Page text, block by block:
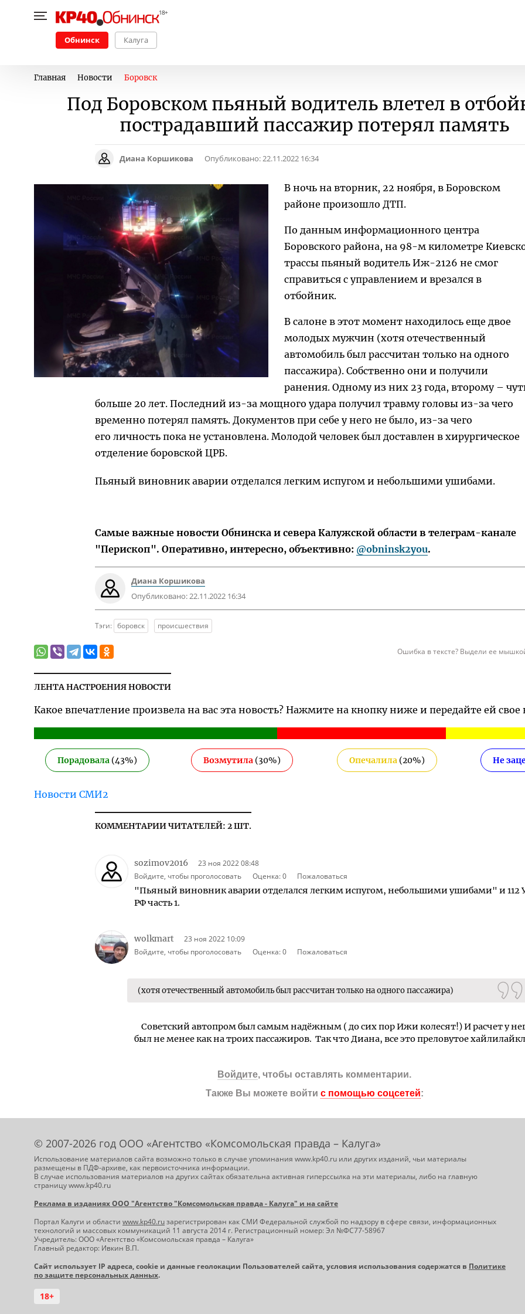
Обнинск Калуга
Главная Новости Боровск
Под Боровском пьяный водитель влетел в
пострадавший пассажир потерял память
Диана Коршикова Опубликовано:22.11.2022 16:34
В ночь на вторник, 22 ноября, в Боровском
районе произошло ДТП.
По данным информационного центра
Боровского района, на 98-м километре
трассы пьяный водитель Иж-2126 не смог
справиться с управлением и врезался в
отбойник.
В салоне в этот момент находилось еще двое
молодых мужчин (хотя отечественный
автомобиль был рассчитан только на одного
пассажира). Собственно они и получили
ранения. Одному из них 23 года, второму –
больше 20 лет. Последний из-за мощного удара получил травму головы из-за чего
временно потерял память. Документов при себе у него не было, из-за чего
его личность пока не установлена. Молодой человек был доставлен в хирургическое
отделение боровской ЦРБ.
Пьяный виновник аварии отделался легким испугом и небольшими ушибами.
Самые важные новости Обнинска и севера Калужской области в телеграм-канале
"Перископ". Оперативно, интересно, объективно: @obninsk2you.
Диана Коршикова
Опубликовано:22.11.2022 16:34
Тэги: боровск происшествия
Ошибка в тексте? Выдели ее
ЛЕНТА НАСТРОЕНИЯ НОВОСТИ
Какое впечатление произвела на вас эта новость? Нажмите на кнопку ниже и передайте ей свое
Порадовала (43%) Возмутила (30%) Опечалила(20%) Не
Новости СМИ2
КОММЕНТАРИИ ЧИТАТЕЛЕЙ: 2 ШТ.
sozimov2016
23 ноя 2022 08:48
Войдите, чтобы проголосовать
Оценка:0 Пожаловаться
"Пьяный виновник аварии отделался легким испугом, небольшими ушибами" и 112
РФ часть 1.
wolkmart
23 ноя 2022 10:09
Войдите, чтобы проголосовать
Оценка:0 Пожаловаться
(хотя отечественный автомобиль был рассчитан только на одного пассажира)
Советский автопром был самым надёжным ( до сих пор Ижи колесят!) И расчет у
был не менее как на троих пассажиров. Так что Диана, все это преловутое
Войдите, чтобы оставлять комментарии.
Также Вы можете войти с помощью соцсетей:
© 2007-2026 год ООО «Агентство «Комсомольская правда – Калуга»
Использование материалов сайта возможно только в случае упоминания www.kp40.ru или других изданий, чьи материалы
размещены в ПДФ-архиве, как первоисточника информации.
В случае использования материалов на других сайтах обязательна активная гиперссылка на эти материалы, либо на главную
страницу www.kp40.ru
Реклама в изданиях ООО "Агентство "Комсомольская правда - Калуга" и на сайте
Портал Калуги и области www.kp40.ruзарегистрирован как СМИ Федеральной службой по надзору в сфере связи, информационных
технологий и массовых коммуникаций 11 августа 2014 г. Регистрационный номер: Эл №ФС77-58967
Учредитель: ООО «Агентство «Комсомольская правда – Калуга»
Главный редактор: Ивкин В.П.
Сайт использует IP адреса, cookie и данные геолокации Пользователей сайта, условия использования содержатся в Политике
по защите персональных данных.
18+